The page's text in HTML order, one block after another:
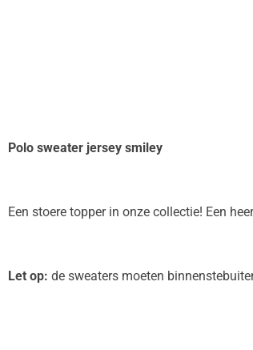
Polo sweater jersey smiley
Een stoere topper in onze collectie! Een
Let op: de sweaters moeten